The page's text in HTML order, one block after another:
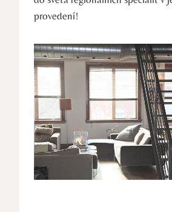
provedení!